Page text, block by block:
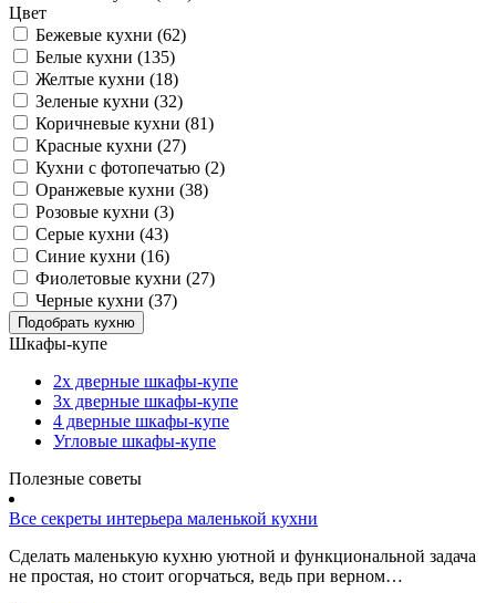
Цвет
Бежевые кухни (62)
Белые кухни (135)
Желтые кухни (18)
Зеленые кухни (32)
Коричневые кухни (81)
Красные кухни (27)
Кухни с фотопечатью (2)
Оранжевые кухни (38)
Розовые кухни (3)
Серые кухни (43)
Синие кухни (16)
Фиолетовые кухни (27)
Черные кухни (37)
Шкафы-купе
2х дверные шкафы-купе
3х дверные шкафы-купе
4 дверные шкафы-купе
Угловые шкафы-купе
Полезные советы
Все секреты интерьера маленькой кухни
Сделать маленькую кухню уютной и функциональной задача
не простая, но стоит огорчаться, ведь при верном…